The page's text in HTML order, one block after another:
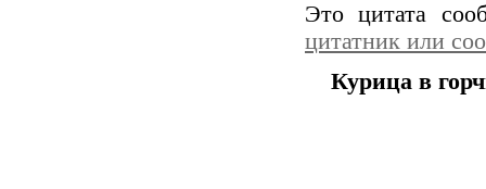
Это цитата
цитатник или
Курица в